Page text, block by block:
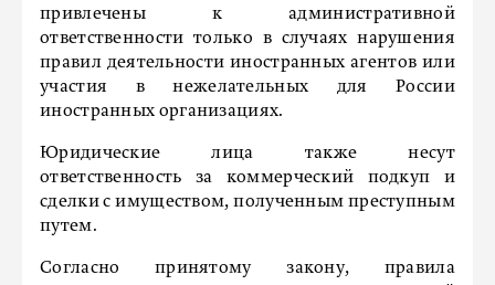
привлечены к административной
ответственности только в случаях нарушения
правил деятельности иностранных агентов или
участия в нежелательных для России
иностранных организациях.
Юридические лица также несут
ответственность за коммерческий подкуп и
сделки с имуществом, полученным преступным
путем.
Согласно принятому закону, правила